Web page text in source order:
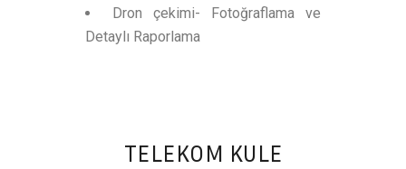
Dron çekimi- Fotoğraflama ve
Detaylı Raporlama
TELEKOM KULE